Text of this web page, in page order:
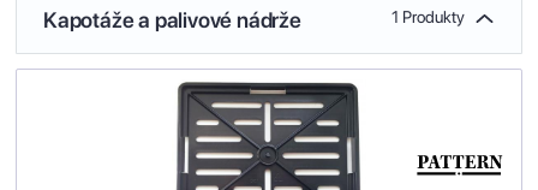
Kapotáže a palivové nádrže 1 Produkty